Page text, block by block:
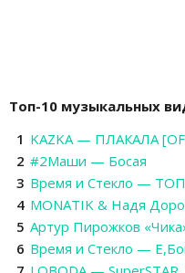
Топ-10 музыкальных
KAZKA — ПЛАКАЛА
#2Маши — Босая
Время и Стекло — ТОП
MONATIK & Надя
Артур Пирожков
Время и Стекло —